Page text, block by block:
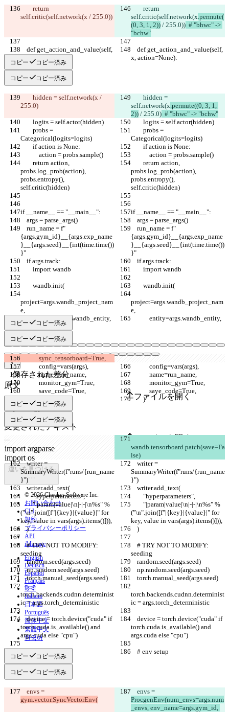
self.critic(self.network(x / 255.0))
self.critic(self.network(x.permute(
(0, 3, 1, 2)) / 255.0))
  # "bhwc" ->
"bchw"
x, action=None):
x, action=None):
コピー コピー済み
コピー コピー済み
        hidden = self.network(x
/
255.0)
self.network(x.permute((0, 3, 1,
2)) / 255.0)
  # "bhwc" -> "bchw"
        logits = self.actor(hidden)
        logits = self.actor(hidden)
Categorical(logits=logits)
Categorical(logits=logits)
        if action is None:
        if action is None:
            action = probs.sample()
            action = probs.sample()
probs.log_prob(action),
probs.entropy(),
self.critic(hidden)
probs.log_prob(action),
probs.entropy(),
self.critic(hidden)
if __name__ == "__main__":
if __name__ == "__main__":
    args = parse_args()
    args = parse_args()
{args.gym_id}__{args.exp_name
}__{args.seed}__{int(time.time())
}"
{args.gym_id}__{args.exp_name
}__{args.seed}__{int(time.time())
}"
    if args.track:
    if args.track:
        import wandb
        import wandb
        wandb.init(
        wandb.init(
project=args.wandb_project_nam
e,
project=args.wandb_project_nam
e,
            entity=args.wandb_entity,
            entity=args.wandb_entity,
コピー コピー済み
コピー コピー済み
            sync_tensorboard=True,
            config=vars(args),
            config=vars(args),
            name=run_name,
            name=run_name,
            monitor_gym=True,
            monitor_gym=True,
            save_code=True,
            save_code=True,
        )
        )
コピー コピー済み
コピー コピー済み
wandb.tensorboard.patch(save=Fa
lse)
    writer =
SummaryWriter(f"runs/{run_name
}")
SummaryWriter(f"runs/{run_name
}")
    writer.add_text(
    writer.add_text(
        "hyperparameters",
        "hyperparameters",
        "|param|value|\n|-|-|\n%s" %
("\n".join([f"|{key}|{value}|" for
key, value in vars(args).items()])),
("\n".join([f"|{key}|{value}|" for
key, value in vars(args).items()])),
    )
    )
    # TRY NOT TO MODIFY:
seeding
seeding
    random.seed(args.seed)
    random.seed(args.seed)
    np.random.seed(args.seed)
    np.random.seed(args.seed)
    torch.manual_seed(args.seed)
    torch.manual_seed(args.seed)
torch.backends.cudnn.determinist
ic = args.torch_deterministic
torch.backends.cudnn.determinist
ic = args.torch_deterministic
    device = torch.device("cuda" if
torch.cuda.is_available() and
args.cuda else "cpu")
torch.cuda.is_available() and
args.cuda else "cpu")
    # env setup
    # env setup
コピー コピー済み
コピー コピー済み
    envs =
gym.vector.SyncVectorEnv(
    envs =
ProcgenEnv(num_envs=args.num
_envs, env_name=args.gym_id,
保存された差分
原文
ファイルを開く
変更されたテキスト
ファイルを開く
違いを見つける
© 2026 Checker Software Inc.
お問い合わせ
CLI
規約
プライバシーポリシー
API
iManage
English
Deutsch
Español
Français
हिन्दी
Italiano
日本語
Português
简体中文
繁體中文
한국어